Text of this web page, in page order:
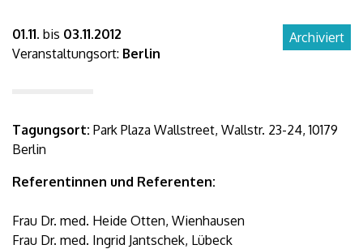
Archiviert
01.11. bis 03.11.2012
Veranstaltungsort: Berlin
Tagungsort: Park Plaza Wallstreet, Wallstr. 23-24, 10179
Berlin
Referentinnen und Referenten:
Frau Dr. med. Heide Otten, Wienhausen
Frau Dr. med. Ingrid Jantschek, Lübeck